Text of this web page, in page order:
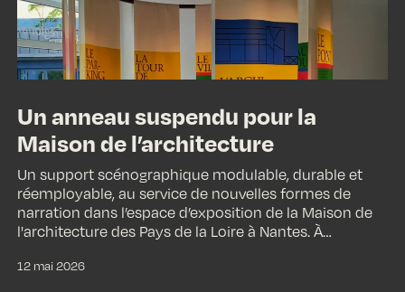
de
l’architecture
Un anneau suspendu pour la
Maison de l’architecture
Un support scénographique modulable, durable et
réemployable, au service de nouvelles formes de
narration dans l’espace d’exposition de la Maison de
l'architecture des Pays de la Loire à Nantes. À…
12 mai 2026